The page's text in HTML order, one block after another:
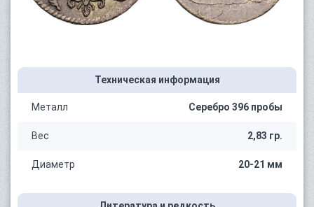
Техническая информация
Металл Серебро 396 пробы
Вес 2,83 гр.
Диаметр 20-21 мм